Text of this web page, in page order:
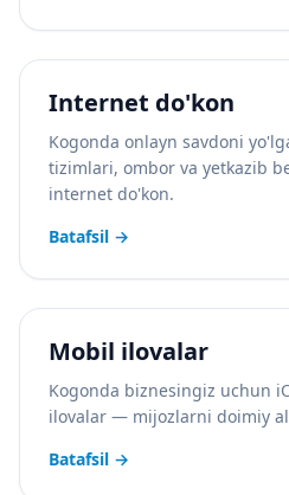
Internet do'kon
Kogonda onlayn savdoni
tizimlari, ombor va yetkazib
internet do'kon.
Batafsil →
Mobil ilovalar
Kogonda biznesingiz uchun
ilovalar — mijozlarni doimiy
Batafsil →